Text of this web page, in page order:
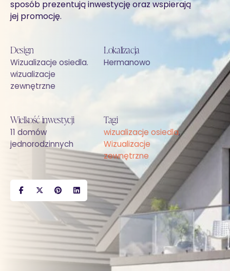
sposób prezentują inwestycję oraz wspierają
jej promocję.
Design
Wizualizacje osiedla.
wizualizacje
zewnętrzne
Lokalizacja
Hermanowo
Wielkość inwestycji
11 domów
jednorodzinnych
Tagi
wizualizacje osiedla,
Wizualizacje
zewnętrzne